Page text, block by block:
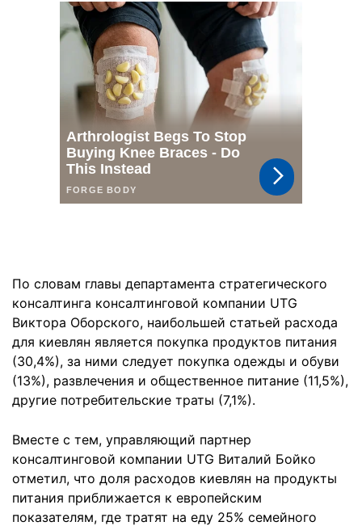
По словам главы департамента стратегического
консалтинга консалтинговой компании UTG
Виктора Оборского, наибольшей статьей расхода
для киевлян является покупка продуктов питания
(30,4%), за ними следует покупка одежды и обуви
(13%), развлечения и общественное питание (11,5%),
другие потребительские траты (7,1%).
Вместе с тем, управляющий партнер
консалтинговой компании UTG Виталий Бойко
отметил, что доля расходов киевлян на продукты
питания приближается к европейским
показателям, где тратят на еду 25% семейного